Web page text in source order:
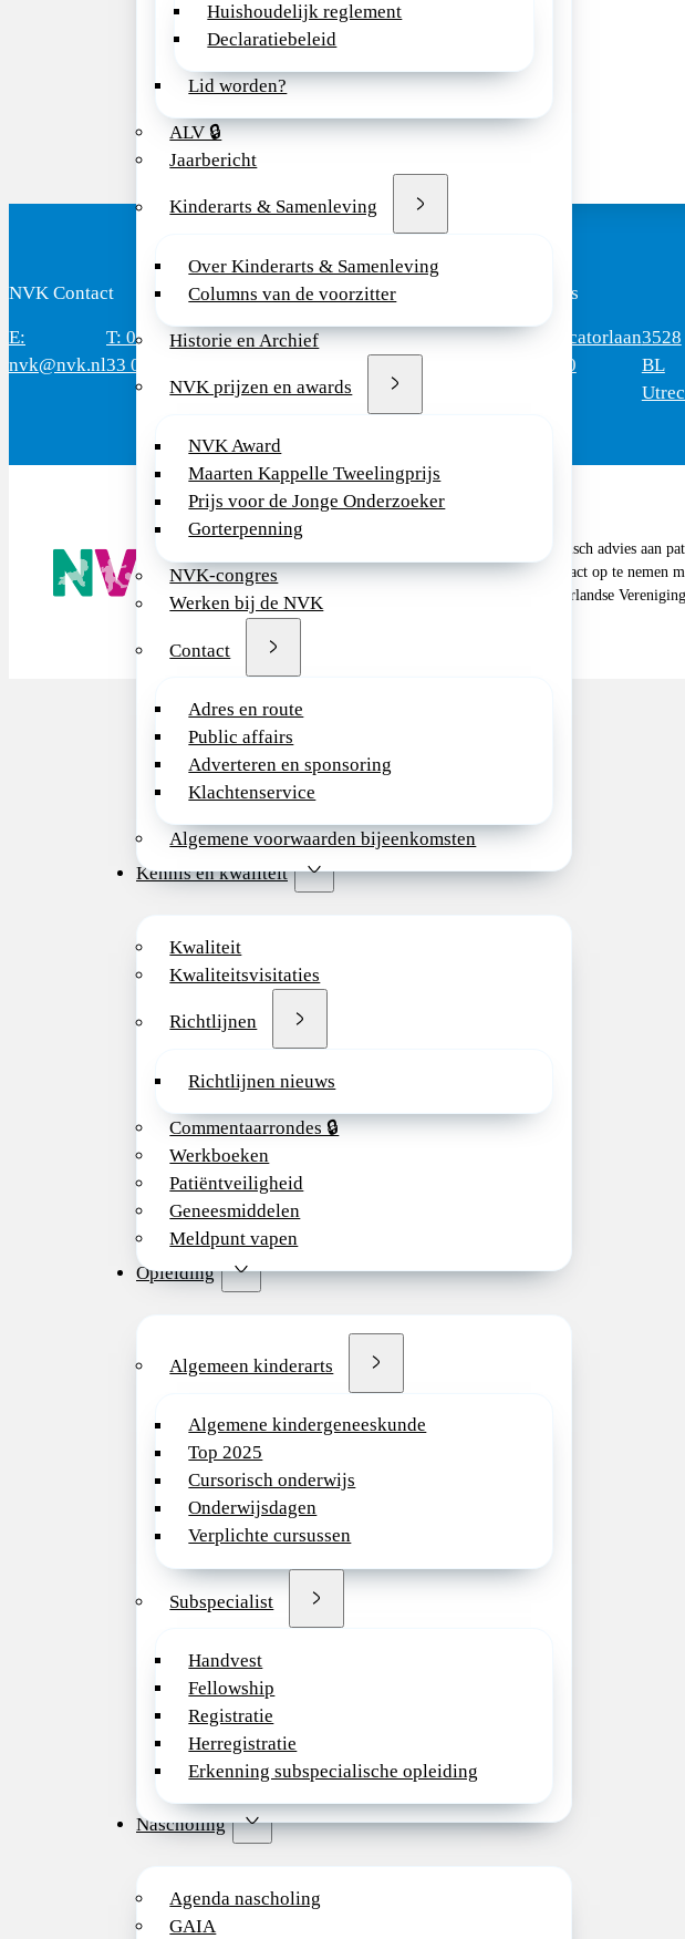
Huishoudelijk reglement
Declaratiebeleid
Lid worden?
ALV 🔒
Jaarbericht
Kinderarts & Samenleving
Over Kinderarts & Samenleving
Columns van de voorzitter
Historie en Archief
NVK prijzen en awards
NVK Award
Maarten Kappelle Tweelingprijs
Prijs voor de Jonge Onderzoeker
Gorterpenning
NVK-congres
Werken bij de NVK
Contact
Adres en route
Public affairs
Adverteren en sponsoring
Klachtenservice
Algemene voorwaarden bijeenkomsten
Kennis en kwaliteit
Kwaliteit
Kwaliteitsvisitaties
Richtlijnen
Richtlijnen nieuws
Commentaarrondes 🔒
Werkboeken
Patiëntveiligheid
Geneesmiddelen
Meldpunt vapen
Opleiding
Algemeen kinderarts
Algemene kindergeneeskunde
Top 2025
Cursorisch onderwijs
Onderwijsdagen
Verplichte cursussen
Subspecialist
Handvest
Fellowship
Registratie
Herregistratie
Erkenning subspecialische opleiding
Nascholing
Agenda nascholing
GAIA
Jaap Mulder
NVK Contact
E:
nvk@nvk.nl
T: 088 - 282
33 06
Bereikbaar: 8.30 - 17.00 uur
Bezoekadres
Domus
Mercatorlaan
1200
3528
BL
De NVK geeft geen medisch advies aan
Wij adviseren je om contact op te nemen
Copyright © 2026, Nederlandse